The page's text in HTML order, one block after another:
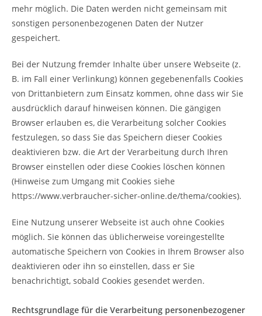
mehr möglich. Die Daten werden nicht gemeinsam mit
sonstigen personenbezogenen Daten der Nutzer
gespeichert.
Bei der Nutzung fremder Inhalte über unsere Webseite (z.
B. im Fall einer Verlinkung) können gegebenenfalls Cookies
von Drittanbietern zum Einsatz kommen, ohne dass wir Sie
ausdrücklich darauf hinweisen können. Die gängigen
Browser erlauben es, die Verarbeitung solcher Cookies
festzulegen, so dass Sie das Speichern dieser Cookies
deaktivieren bzw. die Art der Verarbeitung durch Ihren
Browser einstellen oder diese Cookies löschen können
(Hinweise zum Umgang mit Cookies siehe
https://www.verbraucher-sicher-online.de/thema/cookies).
Eine Nutzung unserer Webseite ist auch ohne Cookies
möglich. Sie können das üblicherweise voreingestellte
automatische Speichern von Cookies in Ihrem Browser also
deaktivieren oder ihn so einstellen, dass er Sie
benachrichtigt, sobald Cookies gesendet werden.
Rechtsgrundlage für die Verarbeitung personenbezogener